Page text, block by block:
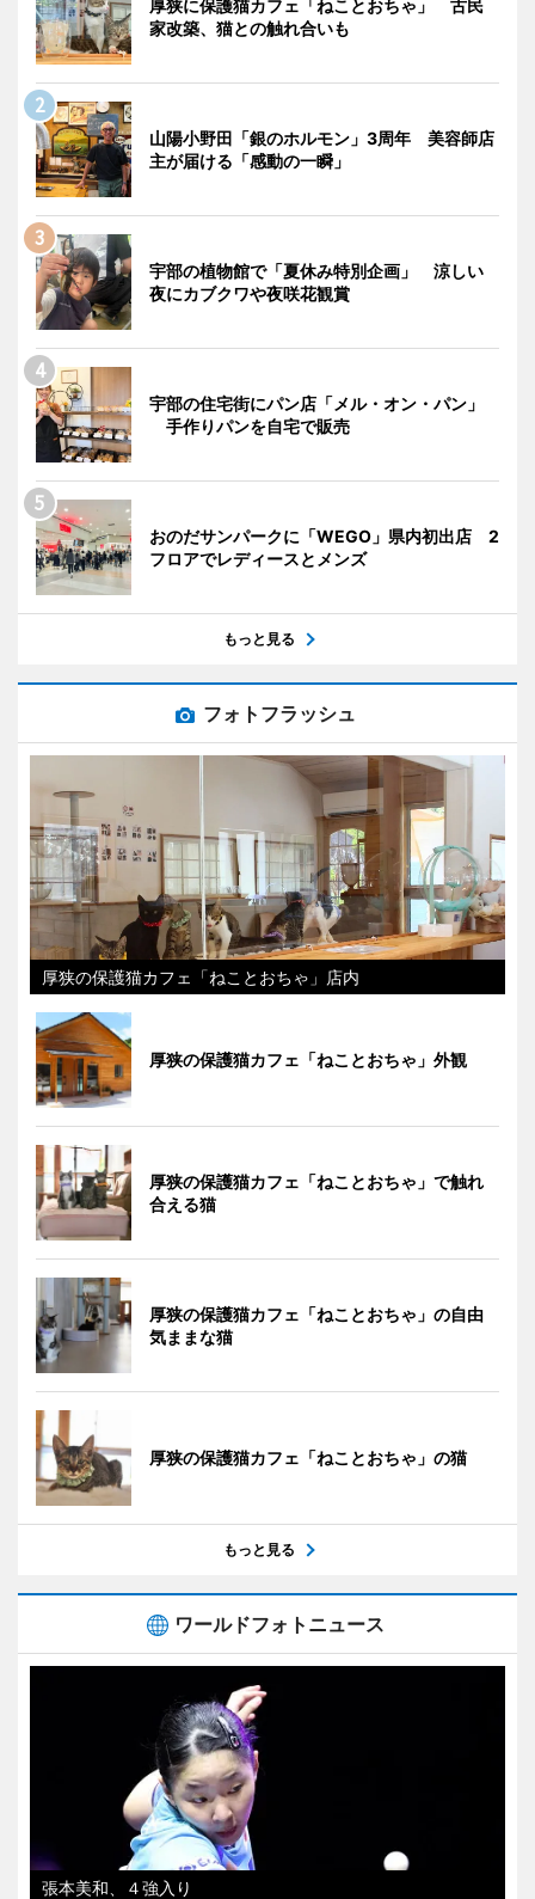
厚狭に保護猫カフェ「ねことおちゃ」 古民
家改築、猫との触れ合いも
山陽小野田「銀のホルモン」3周年 美容師店
主が届ける「感動の一瞬」
宇部の植物館で「夏休み特別企画」 涼しい
夜にカブクワや夜咲花観賞
宇部の住宅街にパン店「メル・オン・パン」
手作りパンを自宅で販売
おのだサンパークに「WEGO」県内初出店 2
フロアでレディースとメンズ
もっと見る
フォトフラッシュ
厚狭の保護猫カフェ「ねことおちゃ」店内
厚狭の保護猫カフェ「ねことおちゃ」外観
厚狭の保護猫カフェ「ねことおちゃ」で触れ
合える猫
厚狭の保護猫カフェ「ねことおちゃ」の自由
気ままな猫
厚狭の保護猫カフェ「ねことおちゃ」の猫
もっと見る
ワールドフォトニュース
張本美和、４強入り